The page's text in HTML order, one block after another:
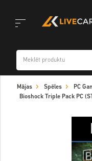
navigation
Mājas Spēles PC
Bioshock Triple Pack PC